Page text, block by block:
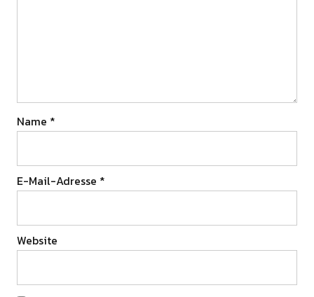
Name *
E-Mail-Adresse *
Website